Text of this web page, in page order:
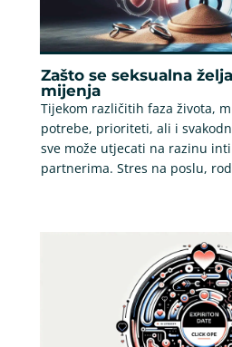
Zašto se seksualna
mijenja
Tijekom različitih faza života,
potrebe, prioriteti, ali i
sve može utjecati na razinu
partnerima. Stres na poslu,